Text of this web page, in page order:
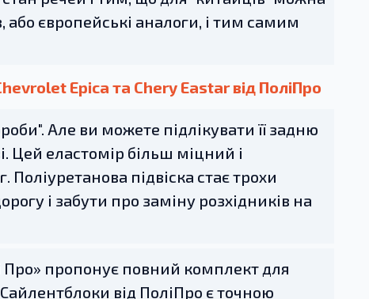
або європейські аналоги, і тим самим
Epica та Chery Eastar від ПоліПро
Але ви можете підлікувати її задню
Цей еластомір більш міцний і
Поліуретанова підвіска стає трохи
і забути про заміну розхідників на
Про» пропонує повний комплект для
від ПоліПро є точною